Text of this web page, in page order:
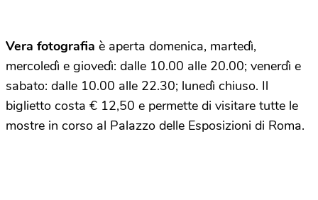
Vera fotografia è aperta domenica, martedì,
mercoledì e giovedì: dalle 10.00 alle 20.00; venerdì e
sabato: dalle 10.00 alle 22.30; lunedì chiuso. Il
biglietto costa € 12,50 e permette di visitare tutte le
mostre in corso al Palazzo delle Esposizioni di Roma.